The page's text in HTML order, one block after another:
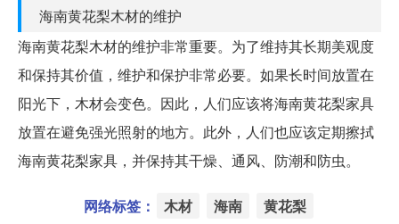
海南黄花梨木材的维护
海南黄花梨木材的维护非常重要。为了维持其长期美观度
和保持其价值，维护和保护非常必要。如果长时间放置在
阳光下，木材会变色。因此，人们应该将海南黄花梨家具
放置在避免强光照射的地方。此外，人们也应该定期擦拭
海南黄花梨家具，并保持其干燥、通风、防潮和防虫。
网络标签： 木材 海南 黄花梨